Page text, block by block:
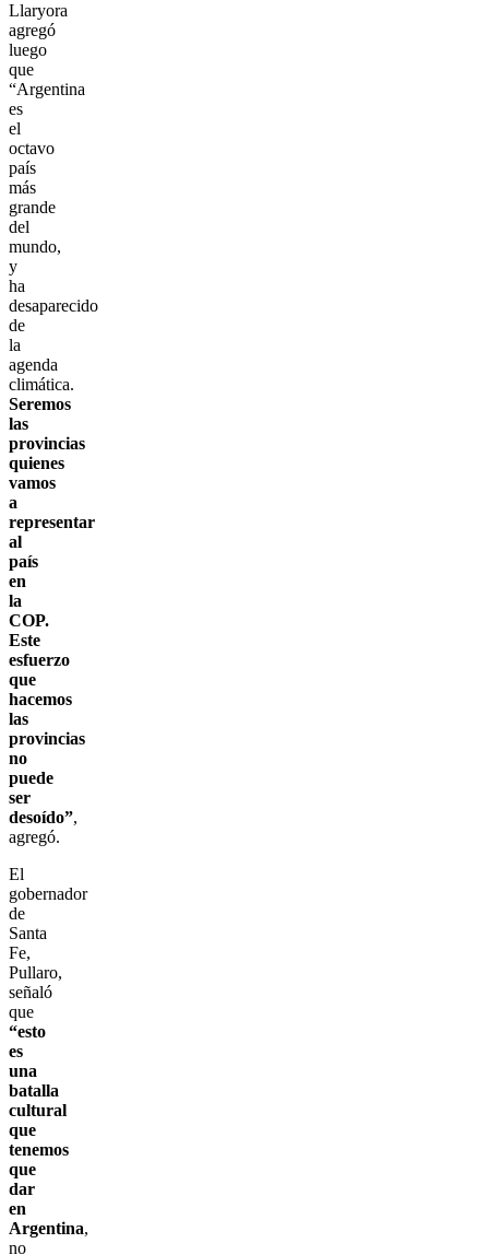
Llaryora
agregó
luego
que
“Argentina
es
el
octavo
país
más
grande
del
mundo,
y
ha
desaparecido
de
la
agenda
climática.
Seremos
las
provincias
quienes
vamos
a
representar
al
país
en
la
COP.
Este
esfuerzo
que
hacemos
las
provincias
no
puede
ser
desoído”,
agregó.
El
gobernador
de
Santa
Fe,
Pullaro,
señaló
que
“esto
es
una
batalla
cultural
que
tenemos
que
dar
en
Argentina,
no